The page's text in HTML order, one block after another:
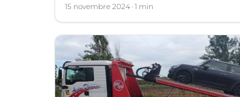
15 novembre 2024 1 min